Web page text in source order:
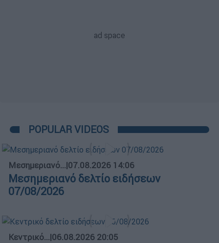
POPULAR VIDEOS
Μεσημεριανό...|07.08.2026 14:06
Μεσημεριανό δελτίο ειδήσεων
07/08/2026
Κεντρικό...|06.08.2026 20:05